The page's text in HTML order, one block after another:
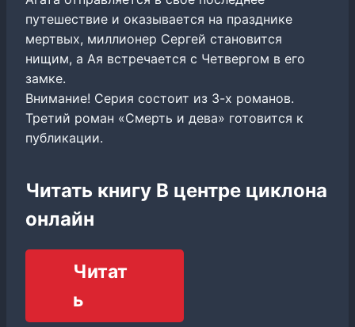
путешествие и оказывается на празднике
мертвых, миллионер Сергей становится
нищим, а Ая встречается с Четвергом в его
замке.
Внимание! Серия состоит из 3-х романов.
Третий роман «Смерть и дева» готовится к
публикации.
Читать книгу В центре циклона
онлайн
Читат
ь